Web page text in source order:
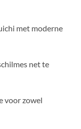
met moderne
net te
voor zowel